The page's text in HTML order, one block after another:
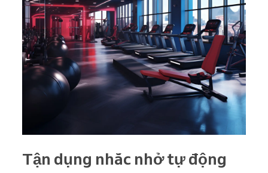
Tận dụng nhắc nhở tự động